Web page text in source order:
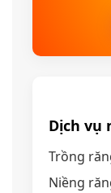
Dịch vụ
Trồng
Niềng